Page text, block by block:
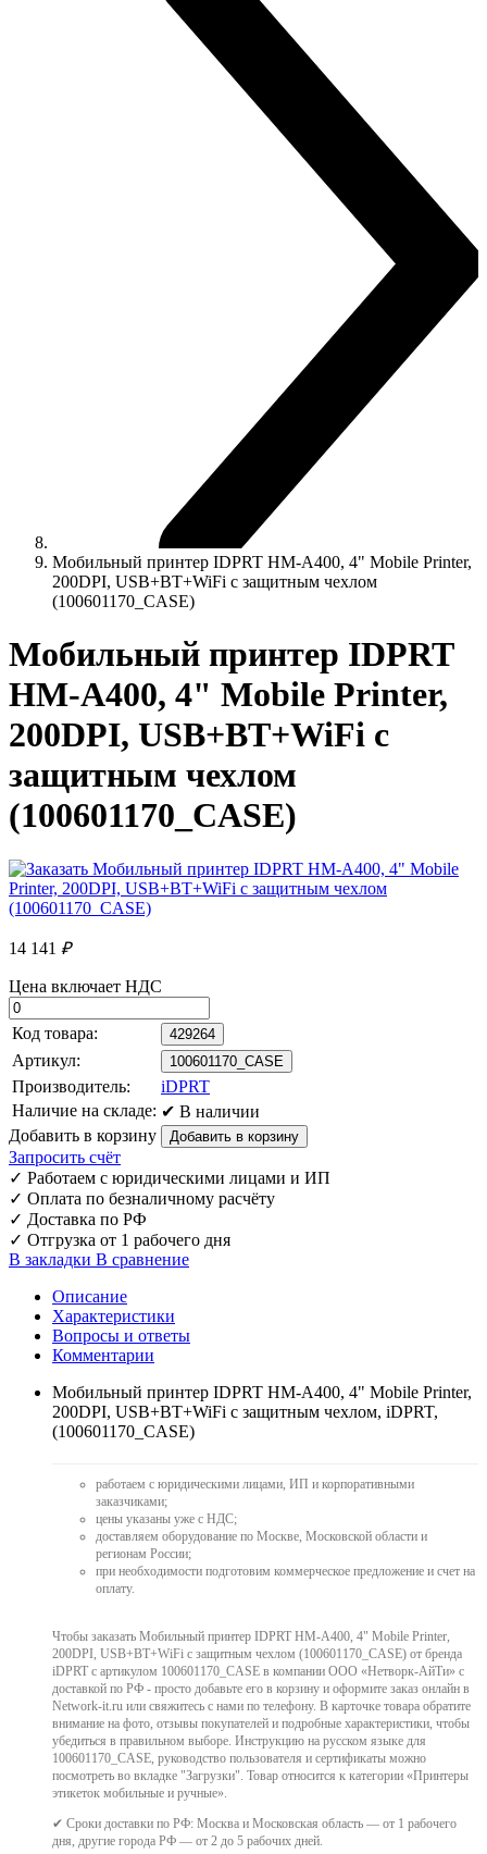
Мобильный принтер IDPRT HM-A400, 4" Mobile Printer,
200DPI, USB+BT+WiFi с защитным чехлом
(100601170_CASE)
Мобильный принтер IDPRT
HM-A400, 4" Mobile Printer,
200DPI, USB+BT+WiFi с
защитным чехлом
(100601170_CASE)
14 141 ₽
Цена включает НДС
Код товара: 429264
Артикул: 100601170_CASE
Производитель:
iDPRT
Наличие на складе: ✔ В наличии
Добавить в корзину
Запросить счёт
✓ Работаем с юридическими лицами и ИП
✓ Оплата по безналичному расчёту
✓ Доставка по РФ
✓ Отгрузка от 1 рабочего дня
В закладки В сравнение
Описание
Характеристики
Вопросы и ответы
Комментарии
Мобильный принтер IDPRT HM-A400, 4" Mobile Printer,
200DPI, USB+BT+WiFi с защитным чехлом, iDPRT,
(100601170_CASE)
работаем с юридическими лицами, ИП и корпоративными
заказчиками;
цены указаны уже с НДС;
доставляем оборудование по Москве, Московской области и
регионам России;
при необходимости подготовим коммерческое предложение и счет на
оплату.
Чтобы заказать Мобильный принтер IDPRT HM-A400, 4" Mobile Printer,
200DPI, USB+BT+WiFi с защитным чехлом (100601170_CASE) от бренда
iDPRT с артикулом 100601170_CASE в компании ООО «Нетворк-АйТи» с
доставкой по РФ - просто добавьте его в корзину и оформите заказ онлайн в
Network-it.ru или свяжитесь с нами по телефону. В карточке товара обратите
внимание на фото, отзывы покупателей и подробные характеристики, чтобы
убедиться в правильном выборе. Инструкцию на русском языке для
100601170_CASE, руководство пользователя и сертификаты можно
посмотреть во вкладке "Загрузки". Товар относится к категории «Принтеры
этикеток мобильные и ручные».
✔ Сроки доставки по РФ: Москва и Московская область — от 1 рабочего
дня, другие города РФ — от 2 до 5 рабочих дней.